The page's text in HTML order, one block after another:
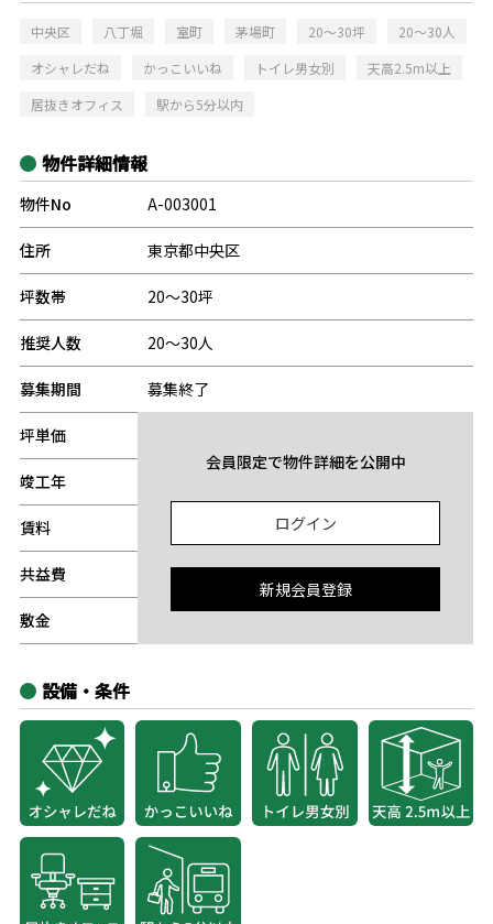
中央区 八丁堀 室町 茅場町 20～30坪
20～30人
オシャレだね
かっこいいね トイレ男女別
天高2.5m以上
居抜きオフィス
駅から5分以内
物件詳細情報
物件No A-003001
住所 東京都中央区
坪数帯 20～30坪
推奨人数 20～30人
募集期間 募集終了
坪単価
竣工年
賃料
共益費
敷金
会員限定で物件詳細を公開中
ログイン
新規会員登録
設備・条件